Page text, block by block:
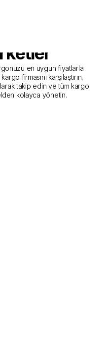
Kargo
Sunan
en uygun fiyatlarla
firmasını karşılaştırın,
takip edin ve tüm kargo
kolayca yönetin.